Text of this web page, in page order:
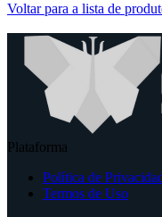
Voltar para a lista de
Plataforma
Política de
Termos de Uso